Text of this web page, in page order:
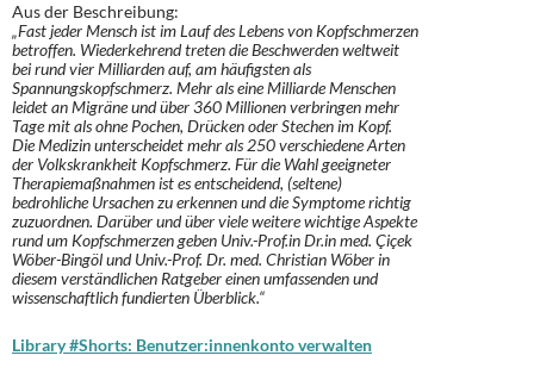
Aus der Beschreibung:
„Fast jeder Mensch ist im Lauf des Lebens von Kopfschmerzen
betroffen. Wiederkehrend treten die Beschwerden weltweit
bei rund vier Milliarden auf, am häufigsten als
Spannungskopfschmerz. Mehr als eine Milliarde Menschen
leidet an Migräne und über 360 Millionen verbringen mehr
Tage mit als ohne Pochen, Drücken oder Stechen im Kopf.
Die Medizin unterscheidet mehr als 250 verschiedene Arten
der Volkskrankheit Kopfschmerz. Für die Wahl geeigneter
Therapiemaßnahmen ist es entscheidend, (seltene)
bedrohliche Ursachen zu erkennen und die Symptome richtig
zuzuordnen. Darüber und über viele weitere wichtige Aspekte
rund um Kopfschmerzen geben Univ.-Prof.in Dr.in med. Çiçek
Wöber-Bingöl und Univ.-Prof. Dr. med. Christian Wöber in
diesem verständlichen Ratgeber einen umfassenden und
wissenschaftlich fundierten Überblick.“
Library #Shorts: Benutzer:innenkonto verwalten